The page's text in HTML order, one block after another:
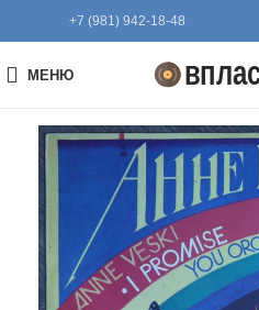
+7 (981) 942-18-48
МЕНЮ